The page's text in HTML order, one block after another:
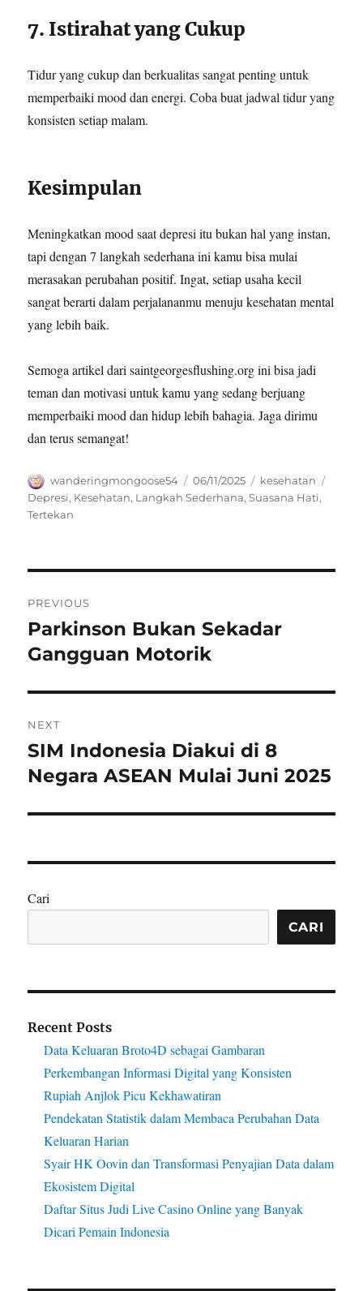
7. Istirahat yang Cukup
Tidur yang cukup dan berkualitas sangat penting untuk
memperbaiki mood dan energi. Coba buat jadwal tidur yang
konsisten setiap malam.
Kesimpulan
Meningkatkan mood saat depresi itu bukan hal yang instan,
tapi dengan 7 langkah sederhana ini kamu bisa mulai
merasakan perubahan positif. Ingat, setiap usaha kecil
sangat berarti dalam perjalananmu menuju kesehatan mental
yang lebih baik.
Semoga artikel dari saintgeorgesflushing.org ini bisa jadi
teman dan motivasi untuk kamu yang sedang berjuang
memperbaiki mood dan hidup lebih bahagia. Jaga dirimu
dan terus semangat!
Author
wanderingmongoose54
Posted
on
06/11/2025 Categories
kesehatan
Depresi, Kesehatan, Langkah Sederhana,Suasana Hati,
Tertekan
pos
PREVIOUS
Previous
post:
Parkinson Bukan Sekadar
Gangguan Motorik
NEXT
Next
post:
SIM Indonesia Diakui di 8
Negara ASEAN Mulai Juni 2025
Cari
CARI
Recent Posts
Data Keluaran Broto4D sebagai Gambaran
Perkembangan Informasi Digital yang Konsisten
Rupiah Anjlok Picu Kekhawatiran
Pendekatan Statistik dalam Membaca Perubahan Data
Keluaran Harian
Syair HK Oovin dan Transformasi Penyajian Data dalam
Ekosistem Digital
Daftar Situs Judi Live Casino Online yang Banyak
Dicari Pemain Indonesia